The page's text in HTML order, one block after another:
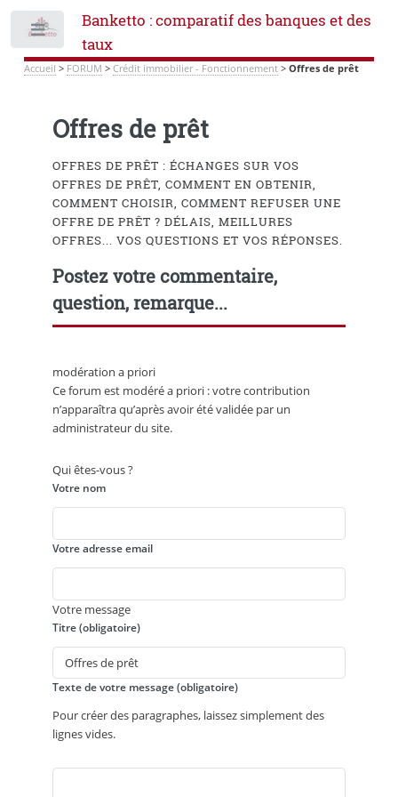
Banketto : comparatif des banques et des
taux
Accueil > FORUM > Crédit immobilier - Fonctionnement> Offres de prêt
Offres de prêt
OFFRES DE PRÊT : ÉCHANGES SUR VOS
OFFRES DE PRÊT, COMMENT EN OBTENIR,
COMMENT CHOISIR, COMMENT REFUSER UNE
OFFRE DE PRÊT ? DÉLAIS, MEILLURES
OFFRES... VOS QUESTIONS ET VOS RÉPONSES.
Postez votre commentaire,
question, remarque...
modération a priori
Ce forum est modéré a priori : votre contribution
n’apparaîtra qu’après avoir été validée par un
administrateur du site.
Qui êtes-vous ?
Votre nom
Votre adresse email
Votre message
Titre (obligatoire)
Texte de votre message (obligatoire)
Pour créer des paragraphes, laissez simplement des
lignes vides.